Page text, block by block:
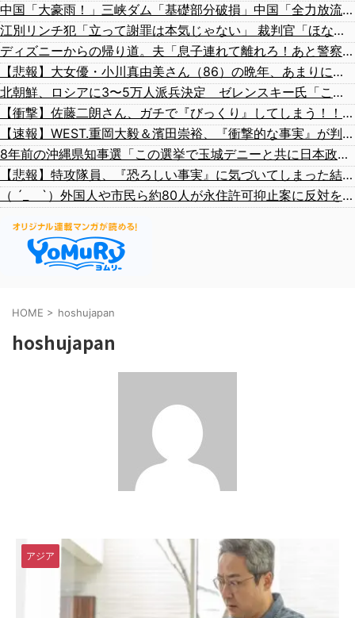
中国「大豪雨！」三峡ダム「基礎部分破損」中国「全力放流！」台風13号「中国上陸予測」台風15号「中国接近（画像」中国「台風同時上陸！（穀物生産が壊滅危機」→
江別リンチ犯「立って謝罪は本気じゃない」 裁判官「ほな裁判で土下座してないキミは本気じゃないな」
ディズニーからの帰り道。夫「息子連れて離れろ！あと警察に通報！」私「助けて！」駅員「どうしました！？」→トンデモナイことに…
【悲報】大女優・小川真由美さん（86）の晩年、あまりにも闇が深すぎる・・・・
北朝鮮、ロシアに3〜5万人派兵決定 ゼレンスキー氏「これはアジア諸国にとって脅威」「 韓国はウクライナとより密接に協力すべき。韓国の支援を受け取りたい」
【衝撃】佐藤二朗さん、ガチで『びっくり』してしまう！！！！！！
【速報】WEST.重岡大毅＆濱田崇裕、『衝撃的な事実』が判明する！！！！！！
8年前の沖縄県知事選「この選挙で玉城デニーと共に日本政府からアメリカから沖縄を取り戻す」
【悲報】特攻隊員、『恐ろしい事実』に気づいてしまった結果・・・・
（ ´_ゝ`）外国人や市民ら約80人が永住許可抑止案に反対を訴え「選別、差別の作業」「国会審議も経ずいきなり厳格化する国に誰が来ますか！」「今すぐ撤回を」
HOME > hoshujapan
hoshujapan
アジア